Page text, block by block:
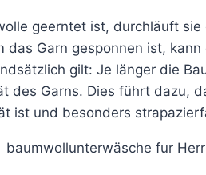
Produktseite
gewählt
werden
geerntet ist, durchläuft sie
das Garn gesponnen ist,
gilt: Je länger die
des Garns. Dies führt dazu,
ist und besonders